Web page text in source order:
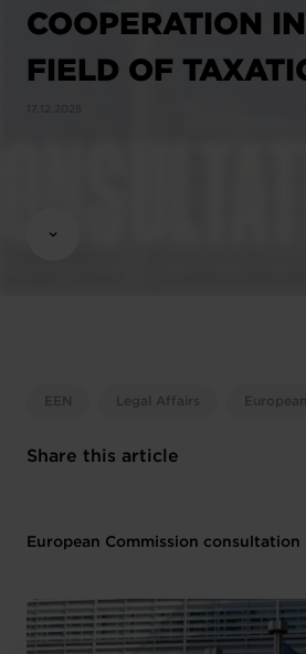
COOPERATION
FIELD OF
EEN Legal Affairs
Share this article
European Commission consultation